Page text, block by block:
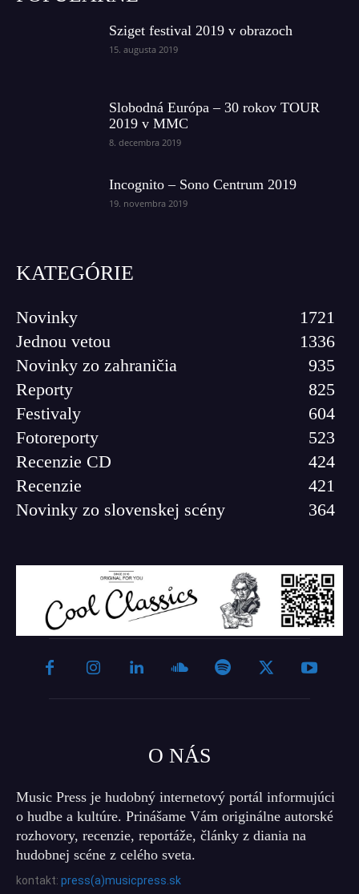
Sziget festival 2019 v obrazoch
15. augusta 2019
Slobodná Európa – 30 rokov TOUR
2019 v MMC
8. decembra 2019
Incognito – Sono Centrum 2019
19. novembra 2019
KATEGÓRIE
Novinky
1721
Jednou vetou
1336
Novinky zo zahraničia
935
Reporty
825
Festivaly
604
Fotoreporty
523
Recenzie CD
424
Recenzie
421
Novinky zo slovenskej scény
364
O NÁS
Music Press je hudobný internetový portál informujúci
o hudbe a kultúre. Prinášame Vám originálne autorské
rozhovory, recenzie, reportáže, články z diania na
hudobnej scéne z celého sveta.
kontakt: press(a)musicpress.sk